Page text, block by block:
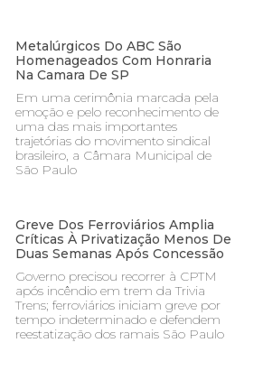
Metalúrgicos Do ABC São
Homenageados Com Honraria
Na Camara De SP
Em uma cerimônia marcada pela
emoção e pelo reconhecimento de
uma das mais importantes
trajetórias do movimento sindical
brasileiro, a Câmara Municipal de
São Paulo
Greve Dos Ferroviários Amplia
Críticas À Privatização Menos De
Duas Semanas Após Concessão
Governo precisou recorrer à CPTM
após incêndio em trem da Trivia
Trens; ferroviários iniciam greve por
tempo indeterminado e defendem
reestatização dos ramais São Paulo